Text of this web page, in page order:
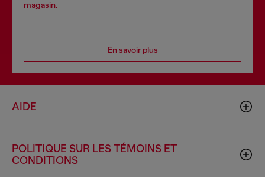
magasin.
En savoir plus
AIDE
POLITIQUE SUR LES TÉMOINS ET
CONDITIONS